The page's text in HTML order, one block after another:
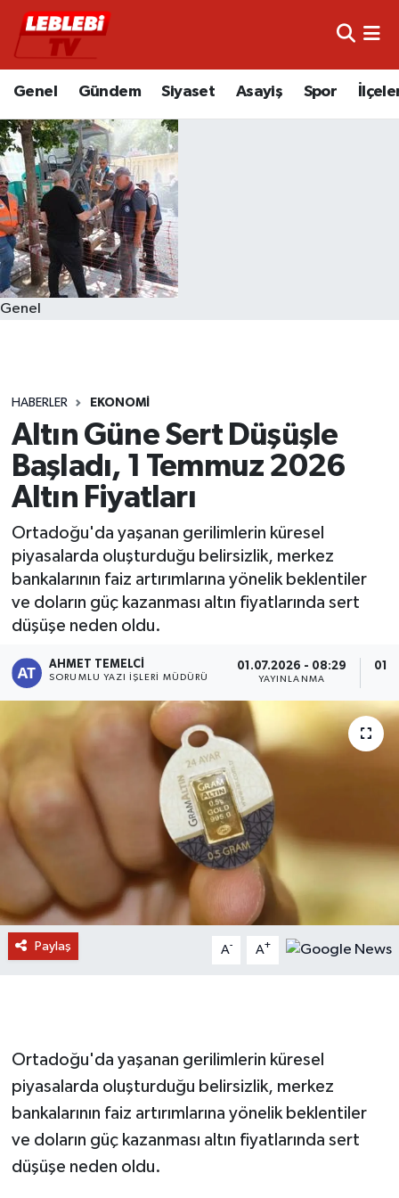
Genel Gündem Siyaset Asayiş Spor
Genel
HABERLER EKONOMI
Altın Güne Sert Düşüşle
Başladı, 1 Temmuz 2026
Altın Fiyatları
Ortadoğu'da yaşanan gerilimlerin küresel
piyasalarda oluşturduğu belirsizlik, merkez
bankalarının faiz artırımlarına yönelik beklentiler
ve doların güç kazanması altın fiyatlarında sert
düşüşe neden oldu.
AHMET TEMELCI
SORUMLU YAZI İŞLERI MÜDÜRÜ
01.07.2026 - 08:29
YAYINLANMA
Paylaş A- A+
Ortadoğu'da yaşanan gerilimlerin küresel
piyasalarda oluşturduğu belirsizlik, merkez
bankalarının faiz artırımlarına yönelik beklentiler
ve doların güç kazanması altın fiyatlarında sert
düşüşe neden oldu.
Hava Durumu
Trafik Durumu
Süper Lig Puan Durumu ve Fikstür
Tüm Manşetler
Son Dakika Haberleri